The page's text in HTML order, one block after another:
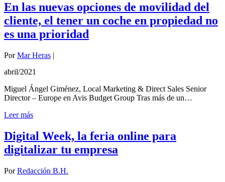
En las nuevas opciones de movilidad del
cliente, el tener un coche en propiedad no
es una prioridad
PorMar Heras |
abril/2021
Miguel Ángel Giménez, Local Marketing & Direct Sales Senior
Director – Europe en Avis Budget Group Tras más de un…
Leer más
Digital Week, la feria online para
digitalizar tu empresa
PorRedacción B.H.